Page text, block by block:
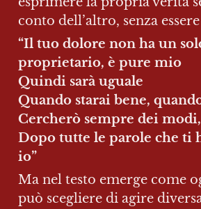
conto dell’altro, senza
“Il tuo dolore non ha un
proprietario, è pure mio
Quindi sarà uguale
Quando starai bene,
Cercherò sempre dei
Dopo tutte le parole che ti
io”
Ma nel testo emerge come
può scegliere di agire